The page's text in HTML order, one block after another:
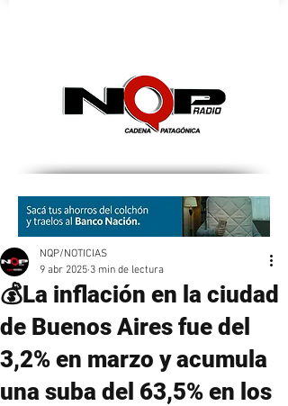
💰La inflación en la ciudad
de Buenos Aires fue del
3,2% en marzo y acumula
una suba del 63,5% en los
NQP/NOTICIAS
9 abr 2025 3 min de lectura